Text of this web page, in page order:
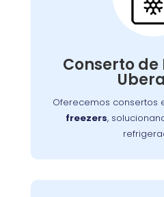
Conserto de
Oferecemos consertos
freezers,
Conserto
Nossos especialistas
ou componentes
congelamento